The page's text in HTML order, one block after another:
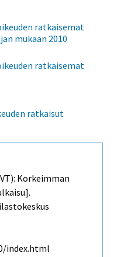
ratkaisemat
mukaan 2010
ratkaisemat
ratkaisut
Korkeimman
index.html